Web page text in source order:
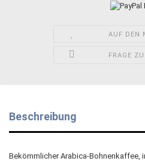
AUF DEN
FRAGE
Beschreibung
Bekömmlicher Arabica-Bohnenkaffee,